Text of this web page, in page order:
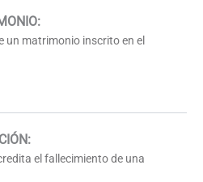
un matrimonio inscrito en el
:
el fallecimiento de una